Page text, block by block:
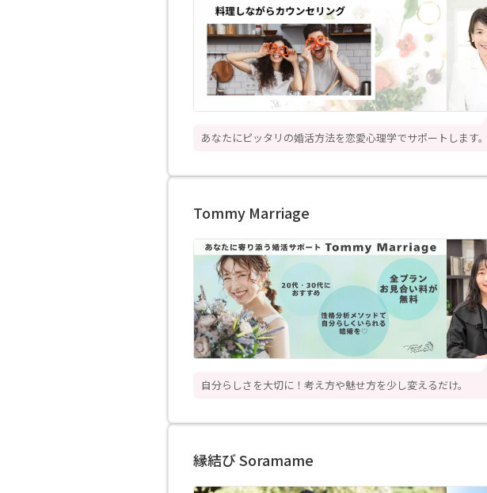
あなたにピッタリの婚活方法を恋愛心理学でサポートします。
Tommy Marriage
自分らしさを大切に！考え方や魅せ方を少し変えるだけ。
縁結び Soramame